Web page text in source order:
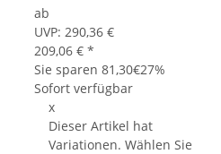
ab
UVP: 290,36 €
209,06 € *
Sie sparen 81,30€27%
Sofort verfügbar
x
Dieser Artikel hat
Variationen. Wählen Sie